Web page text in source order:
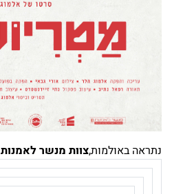
נתראה באולמות,צוות מנשר לאמנות